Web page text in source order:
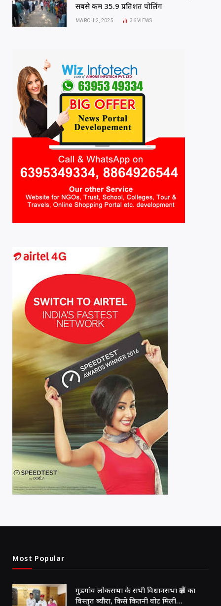
सबसे कम 35.9 प्रतिशत पोलिंग
MARCH 2, 2025 36VIEWS
Most Popular
गुड़गांव लोकसभा के सभी विधानसभा क्षेत्रों का
विस्तृत ब्यौरा, किसे कितनी वोट मिली…